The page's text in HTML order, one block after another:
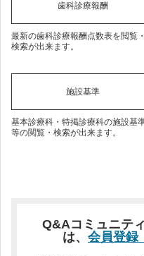
歯科診療報酬
最新の歯科診療報酬点数表を閲覧・
検索が出来ます。
施設基準
基本診療科・特掲診療科の施設基
等の閲覧・検索が出来ます。
Q&Aコミュニテ
は、 会員登録